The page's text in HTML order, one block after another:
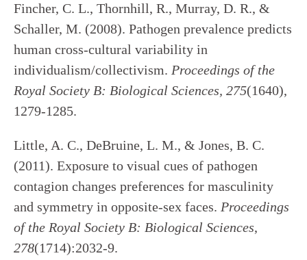
Fincher, C. L., Thornhill, R., Murray, D. R., &
Schaller, M. (2008). Pathogen prevalence predicts
human cross-cultural variability in
individualism/collectivism. Proceedings of the
Royal Society B: Biological Sciences, 275(1640),
1279-1285.
Little, A. C., DeBruine, L. M., & Jones, B. C.
(2011). Exposure to visual cues of pathogen
contagion changes preferences for masculinity
and symmetry in opposite-sex faces. Proceedings
of the Royal Society B: Biological Sciences,
278(1714):2032-9.